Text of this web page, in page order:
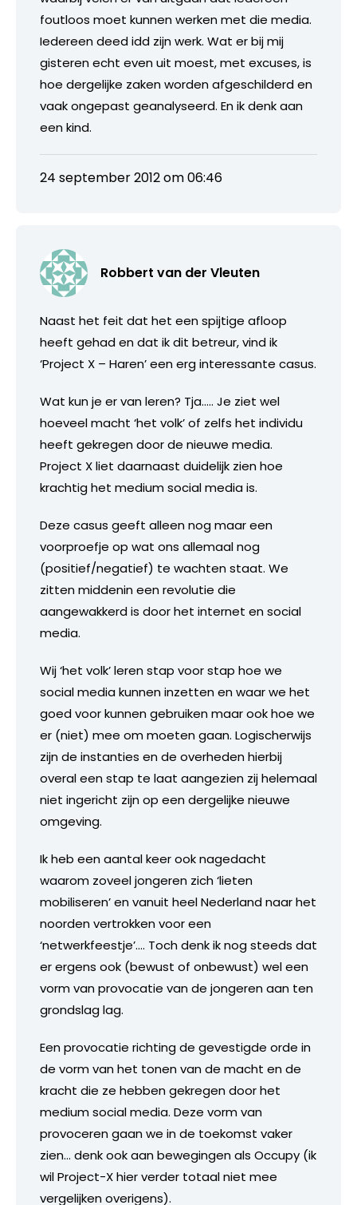
foutloos moet kunnen werken met die media.
Iedereen deed idd zijn werk. Wat er bij mij
gisteren echt even uit moest, met excuses, is
hoe dergelijke zaken worden afgeschilderd en
vaak ongepast geanalyseerd. En ik denk aan
een kind.
24 september 2012 om 06:46
Robbert van der Vleuten
Naast het feit dat het een spijtige afloop
heeft gehad en dat ik dit betreur, vind ik
‘Project X – Haren’ een erg interessante casus.
Wat kun je er van leren? Tja….. Je ziet wel
hoeveel macht ‘het volk’ of zelfs het individu
heeft gekregen door de nieuwe media.
Project X liet daarnaast duidelijk zien hoe
krachtig het medium social media is.
Deze casus geeft alleen nog maar een
voorproefje op wat ons allemaal nog
(positief/negatief) te wachten staat. We
zitten middenin een revolutie die
aangewakkerd is door het internet en social
media.
Wij ‘het volk’ leren stap voor stap hoe we
social media kunnen inzetten en waar we het
goed voor kunnen gebruiken maar ook hoe we
er (niet) mee om moeten gaan. Logischerwijs
zijn de instanties en de overheden hierbij
overal een stap te laat aangezien zij helemaal
niet ingericht zijn op een dergelijke nieuwe
omgeving.
Ik heb een aantal keer ook nagedacht
waarom zoveel jongeren zich ‘lieten
mobiliseren’ en vanuit heel Nederland naar het
noorden vertrokken voor een
‘netwerkfeestje’…. Toch denk ik nog steeds dat
er ergens ook (bewust of onbewust) wel een
vorm van provocatie van de jongeren aan ten
grondslag lag.
Een provocatie richting de gevestigde orde in
de vorm van het tonen van de macht en de
kracht die ze hebben gekregen door het
medium social media. Deze vorm van
provoceren gaan we in de toekomst vaker
zien… denk ook aan bewegingen als Occupy (ik
wil Project-X hier verder totaal niet mee
vergelijken overigens).